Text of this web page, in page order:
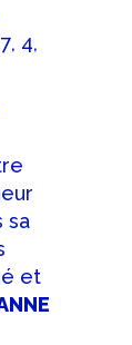
4,
sa
et